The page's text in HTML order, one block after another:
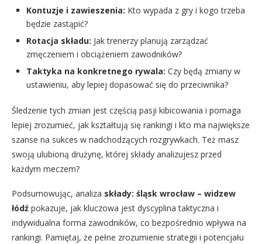
Kontuzje i zawieszenia: Kto wypada z gry i kogo trzeba
będzie zastąpić?
Rotacja składu: Jak trenerzy planują zarządzać
zmęczeniem i obciążeniem zawodników?
Taktyka na konkretnego rywala: Czy będą zmiany w
ustawieniu, aby lepiej dopasować się do przeciwnika?
Śledzenie tych zmian jest częścią pasji kibicowania i pomaga
lepiej zrozumieć, jak kształtują się rankingi i kto ma największe
szanse na sukces w nadchodzących rozgrywkach. Też masz
swoją ulubioną drużynę, której składy analizujesz przed
każdym meczem?
Podsumowując, analiza składy: śląsk wrocław – widzew
łódź pokazuje, jak kluczowa jest dyscyplina taktyczna i
indywidualna forma zawodników, co bezpośrednio wpływa na
rankingi. Pamiętaj, że pełne zrozumienie strategii i potencjału